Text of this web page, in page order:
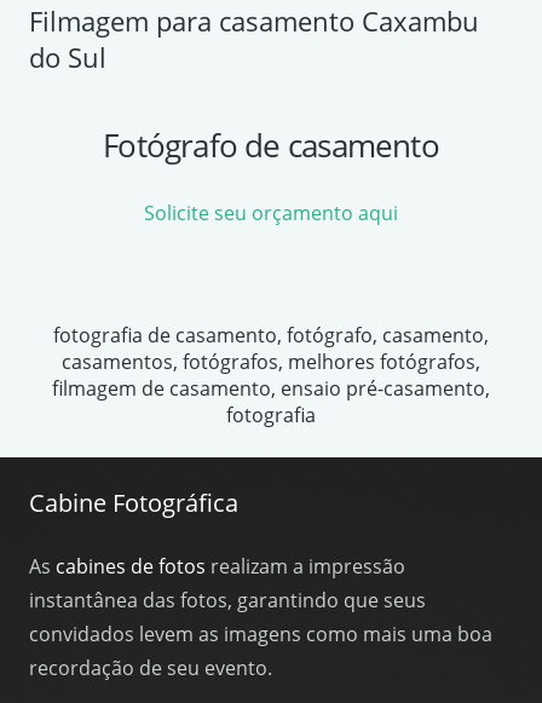
Filmagem para casamento Caxambu
do Sul
Fotógrafo de casamento
Solicite seu orçamento aqui
fotografia de casamento, fotógrafo, casamento,
casamentos, fotógrafos, melhores fotógrafos,
filmagem de casamento, ensaio pré-casamento,
fotografia
Cabine Fotográfica
As cabines de fotos realizam a impressão
instantânea das fotos, garantindo que seus
convidados levem as imagens como mais uma boa
recordação de seu evento.